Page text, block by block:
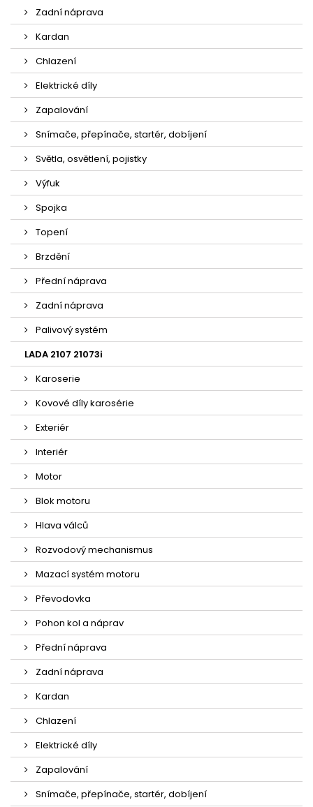
Zadní náprava
Kardan
Chlazení
Elektrické díly
Zapalování
Snímače, přepínače, startér, dobíjení
Světla, osvětlení, pojistky
Výfuk
Spojka
Topení
Brzdění
Přední náprava
Zadní náprava
Palivový systém
LADA 2107 21073i
Karoserie
Kovové díly karosérie
Exteriér
Interiér
Motor
Blok motoru
Hlava válců
Rozvodový mechanismus
Mazací systém motoru
Převodovka
Pohon kol a náprav
Přední náprava
Zadní náprava
Kardan
Chlazení
Elektrické díly
Zapalování
Snímače, přepínače, startér, dobíjení